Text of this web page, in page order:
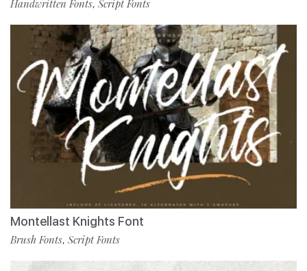
Handwritten Fonts, Script Fonts
Montellast Knights Font
Brush Fonts, Script Fonts